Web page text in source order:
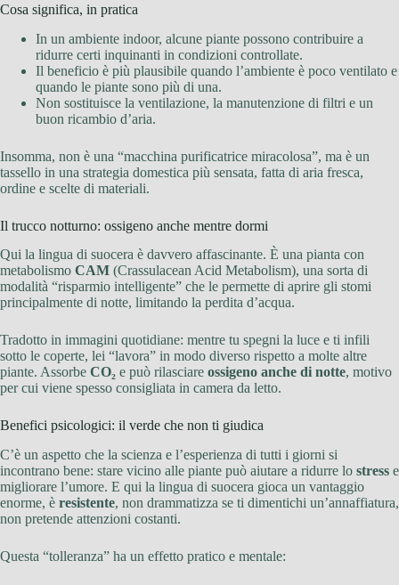
Cosa significa, in pratica
In un ambiente indoor, alcune piante possono contribuire a
ridurre certi inquinanti in condizioni controllate.
Il beneficio è più plausibile quando l’ambiente è poco ventilato e
quando le piante sono più di una.
Non sostituisce la ventilazione, la manutenzione di filtri e un
buon ricambio d’aria.
Insomma, non è una “macchina purificatrice miracolosa”, ma è un
tassello in una strategia domestica più sensata, fatta di aria fresca,
ordine e scelte di materiali.
Il trucco notturno: ossigeno anche mentre dormi
Qui la lingua di suocera è davvero affascinante. È una pianta con
metabolismo CAM (Crassulacean Acid Metabolism), una sorta di
modalità “risparmio intelligente” che le permette di aprire gli stomi
principalmente di notte, limitando la perdita d’acqua.
Tradotto in immagini quotidiane: mentre tu spegni la luce e ti infili
sotto le coperte, lei “lavora” in modo diverso rispetto a molte altre
piante. Assorbe CO₂ e può rilasciare ossigeno anche di notte, motivo
per cui viene spesso consigliata in camera da letto.
Benefici psicologici: il verde che non ti giudica
C’è un aspetto che la scienza e l’esperienza di tutti i giorni si
incontrano bene: stare vicino alle piante può aiutare a ridurre lo stress e
migliorare l’umore. E qui la lingua di suocera gioca un vantaggio
enorme, è resistente, non drammatizza se ti dimentichi un’annaffiatura,
non pretende attenzioni costanti.
Questa “tolleranza” ha un effetto pratico e mentale: